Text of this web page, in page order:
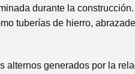
durante la
tuberías de hierro,
generados por la